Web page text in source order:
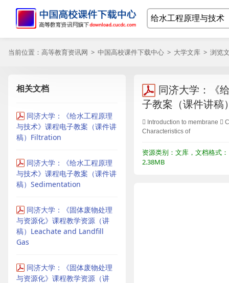
当前位置： 高等教育资讯网 > 中国高校课件下载中心 > 大学文库 > 浏览
相关文档
同济大学：《给水工程原理
与技术》课程电子教案（课件讲
稿）Filtration
同济大学：《给水工程原理
与技术》课程电子教案（课件讲
稿）Sedimentation
同济大学：《固体废物处理
与资源化》课程教学资源（讲
稿）Leachate and Landfill
Gas
同济大学：《固体废物处理
与资源化》课程教学资源（讲
同济大学：《
子教案（课件讲
 Introduction to membrane 
Characteristics of
资源类别：文库，文档格式
2.38MB